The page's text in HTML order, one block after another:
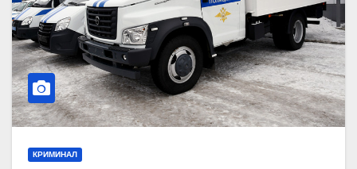
КРИМИНАЛ